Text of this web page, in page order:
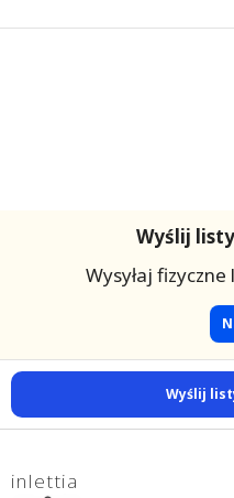
Wyślij
Wysyłaj
Wyślij
inlettia